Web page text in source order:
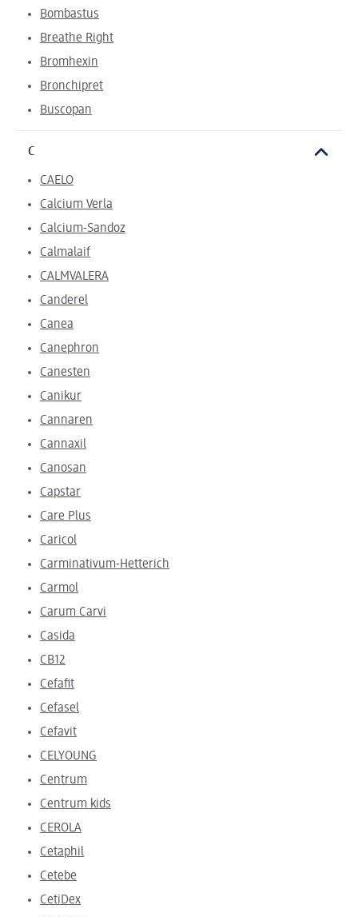
Bombastus
Breathe Right
Bromhexin
Bronchipret
Buscopan
C
CAELO
Calcium Verla
Calcium-Sandoz
Calmalaif
CALMVALERA
Canderel
Canea
Canephron
Canesten
Canikur
Cannaren
Cannaxil
Canosan
Capstar
Care Plus
Caricol
Carminativum-Hetterich
Carmol
Carum Carvi
Casida
CB12
Cefafit
Cefasel
Cefavit
CELYOUNG
Centrum
Centrum kids
CEROLA
Cetaphil
Cetebe
CetiDex